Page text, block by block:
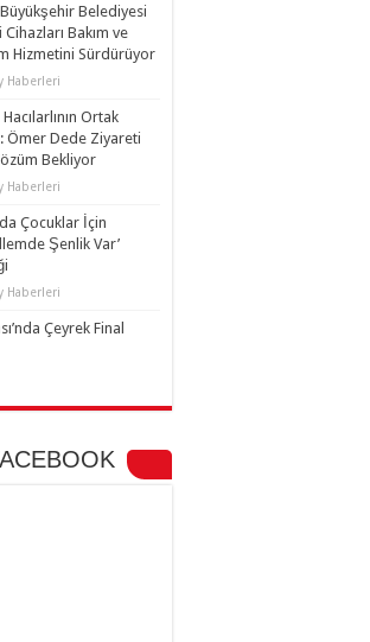
Belediyesi
Cihazları Bakım ve
Hizmetini Sürdürüyor
Haberleri
Ortak
Ömer Dede Ziyareti
Bekliyor
Haberleri
Çocuklar İçin
Şenlik Var’
Haberleri
Çeyrek Final